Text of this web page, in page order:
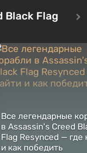
76, первого среди
Оно же, по задумке
первым после того, как на
Америку упадут ядерные
Место действия Fallout...
Black Flag
Все легендарные
в Assassin's Creed
Flag Resynced — где
и как победить